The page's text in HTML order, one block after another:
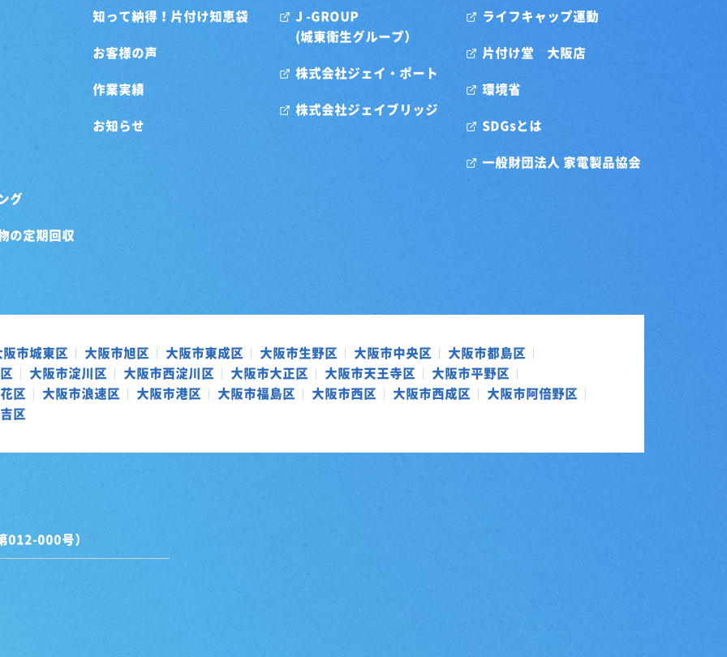
グ
の定期回収
知って納得！片付け知恵袋
お客様の声
作業実績
お知らせ
J -GROUP
(城東衛生グループ）
株式会社ジェイ・ポート
株式会社ジェイブリッジ
ライフキャップ運動
片付け堂 大阪店
環境省
SDGsとは
一般財団法人 家電製品協会
阪市城東区 大阪市旭区 大阪市東成区 大阪市生野区 大阪市中央区
大阪市都島区
大阪市淀川区 大阪市西淀川区 大阪市大正区 大阪市天王寺区
大阪市平野区
区
大阪市浪速区 大阪市港区 大阪市福島区 大阪市西区 大阪市西成区
大阪市阿倍野区
区
012-000号）